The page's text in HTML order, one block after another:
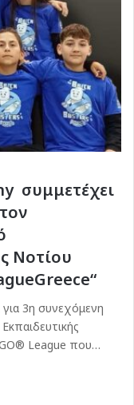
συμμετέχει
Νοτίου
3η συνεχόμενη
League που…